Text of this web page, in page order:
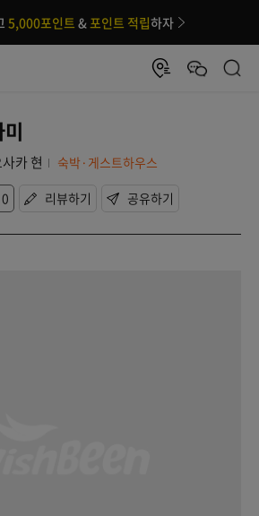
5,000포인트 &포인트 적립하자
카 현
숙박·게스트하우스
0 리뷰하기 공유하기